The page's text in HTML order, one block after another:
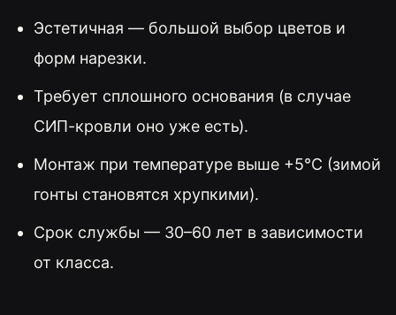
Эстетичная — большой выбор цветов и
форм нарезки.
Требует сплошного основания (в случае
СИП-кровли оно уже есть).
Монтаж при температуре выше +5°C (зимой
гонты становятся хрупкими).
Срок службы — 30–60 лет в зависимости
от класса.